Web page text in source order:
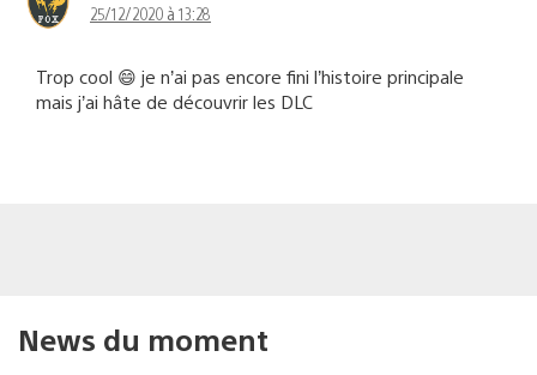
25/12/2020 à 13:28
Trop cool 😄 je n’ai pas encore fini l’histoire principale
mais j’ai hâte de découvrir les DLC
News du moment